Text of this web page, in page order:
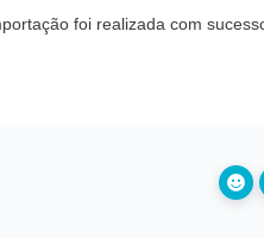
foi realizada com